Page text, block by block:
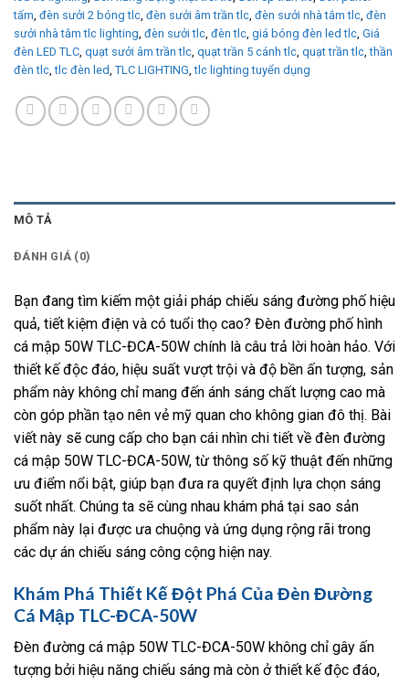
tấm, đèn sưởi 2 bóng tlc, đèn sưởi âm trần tlc, đèn sưởi nhà tắm tlc, đèn
sưởi nhà tắm tlc lighting, đèn sưởi tlc, đèn tlc, giá bóng đèn led tlc, Giá
đèn LED TLC, quạt sưởi âm trần tlc, quạt trần 5 cánh tlc, quạt trần tlc,thần
đèn tlc,tlc đèn led, TLC LIGHTING,tlc lighting tuyển dụng
MÔ TẢ
ĐÁNH GIÁ (0)
Bạn đang tìm kiếm một giải pháp chiếu sáng đường phố hiệu
quả, tiết kiệm điện và có tuổi thọ cao? Đèn đường phố hình
cá mập 50W TLC-ĐCA-50W chính là câu trả lời hoàn hảo. Với
thiết kế độc đáo, hiệu suất vượt trội và độ bền ấn tượng, sản
phẩm này không chỉ mang đến ánh sáng chất lượng cao mà
còn góp phần tạo nên vẻ mỹ quan cho không gian đô thị. Bài
viết này sẽ cung cấp cho bạn cái nhìn chi tiết về đèn đường
cá mập 50W TLC-ĐCA-50W, từ thông số kỹ thuật đến những
ưu điểm nổi bật, giúp bạn đưa ra quyết định lựa chọn sáng
suốt nhất. Chúng ta sẽ cùng nhau khám phá tại sao sản
phẩm này lại được ưa chuộng và ứng dụng rộng rãi trong
các dự án chiếu sáng công cộng hiện nay.
Khám Phá Thiết Kế Đột Phá Của Đèn Đường
Cá Mập TLC-ĐCA-50W
Đèn đường cá mập 50W TLC-ĐCA-50W không chỉ gây ấn
tượng bởi hiệu năng chiếu sáng mà còn ở thiết kế độc đáo,